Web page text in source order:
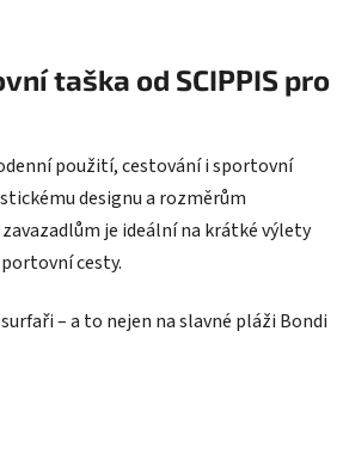
taška od SCIPPIS pro
použití, cestování i sportovní
designu a rozměrům
je ideální na krátké výlety
cesty.
– a to nejen na slavné pláži Bondi